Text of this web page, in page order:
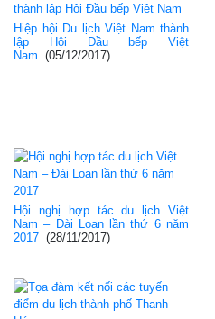
Hiệp hội Du lịch Việt Nam thành
lập Hội Đầu bếp Việt
Nam (05/12/2017)
Hội nghị hợp tác du lịch Việt
Nam – Đài Loan lần thứ 6 năm
2017 (28/11/2017)